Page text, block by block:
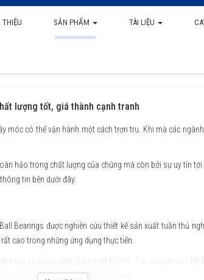
THIỆU SẢN PHẨM TÀI LIỆU
lượng tốt, giá thành cạnh tranh
có thể vận hành một cách trơn tru. Khi mà các
hảo trong chất lượng của chúng mà còn bởi sự uy tín
tin bên dưới đây.
Bearings được nghiên cứu thiết kế sản xuất tuần thủ
cao trong những ứng dụng thực tiến.
lăn và vòng cách được thiết kế mới. Các cải tiến này
xác củavòng bi cầu SKF